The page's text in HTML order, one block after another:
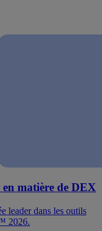
en matière de DEX
leader dans les outils
2026.